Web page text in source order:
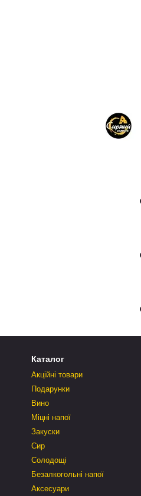
Каталог
Акційні товари
Подарунки
Вино
Міцні напої
Закуски
Сир
Солодощі
Безалкогольні напої
Аксесуари